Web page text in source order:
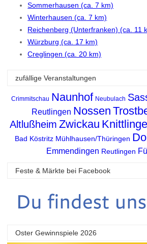
Sommerhausen (ca. 7 km)
Winterhausen (ca. 7 km)
Reichenberg (Unterfranken) (ca. 11
Würzburg (ca. 17 km)
Creglingen (ca. 20 km)
zufällige Veranstaltungen
Crimmitschau Naunhof Neubulach
Reutlingen Nossen
Altlußheim Zwickau
Bad Köstritz Mühlhausen/Thüringen
Emmendingen Reutlingen
Feste & Märkte bei Facebook
Oster Gewinnspiele 2026